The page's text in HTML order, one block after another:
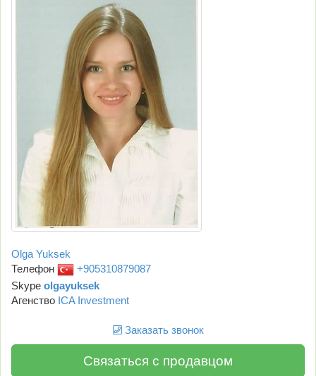
Olga Yuksek
Телефон
+905310879087
Skype olgayuksek
Агенство ICA Investment
Заказать звонок
Связаться с продавцом